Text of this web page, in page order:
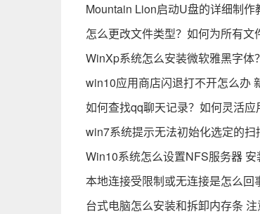
Mountain Lion启动U盘的详细制
怎么更改文件类型？如何为所有文
WinXp系统怎么安装微软雅黑字
win10应用商店闪退打不开怎么办
如何查找qq聊天记录？如何灵活应
win7系统提示无法初始化选定的扫
Win10系统怎么设置NFS服务器
本地连接受限制或无连接是怎么回
台式电脑怎么安装和拆卸内存条